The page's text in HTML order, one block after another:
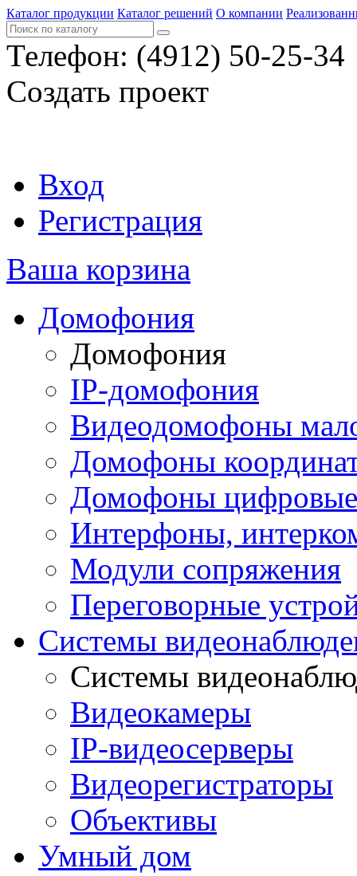
Каталог продукции Каталог решений О компании
Телефон: (4912) 50-25-34
Создать проект
Вход
Регистрация
Ваша корзина
Домофония
Домофония
IP-домофония
Видеодомофоны
Домофоны
Домофоны цифровые
Интерфоны,
Модули сопряжения
Переговорные
Системы
Системы
Видеокамеры
IP-видеосерверы
Видеорегистраторы
Объективы
Умный дом